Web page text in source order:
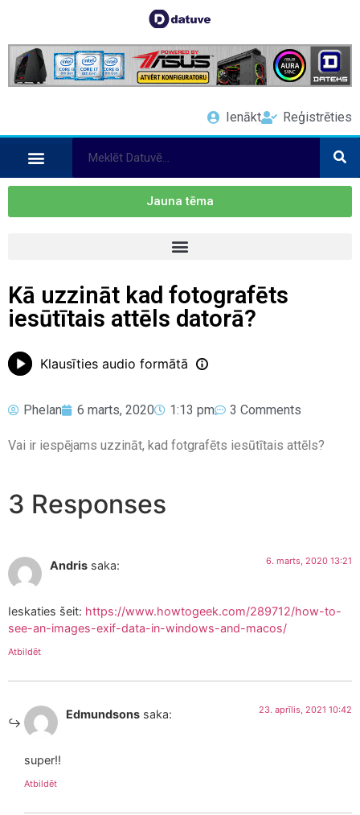
Ienākt Reģistrēties
Jauna tēma
Kā uzzināt kad fotografēts
iesūtītais attēls datorā?
Klausīties audio formātā
Phelan 6 marts, 2020 1:13 pm 3 Comments
Vai ir iespējams uzzināt, kad fotgrafēts iesūtītais attēls?
3 Responses
Andris saka: 6. marts, 2020 13:21
Ieskaties šeit: https://www.howtogeek.com/289712/how-to-
see-an-images-exif-data-in-windows-and-macos/
Atbildēt
Edmundsons saka: 23. aprīlis, 2021 10:42
super!!
Atbildēt